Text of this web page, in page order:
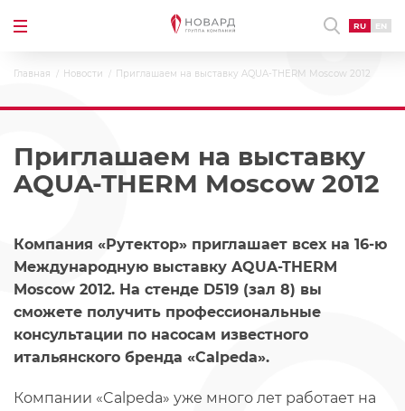
RU EN
Главная Новости Приглашаем на выставку AQUA-THERM Moscow 2012
Приглашаем на выставку
AQUA-THERM Moscow 2012
Компания «Рутектор» приглашает всех на 16-ю
Международную выставку AQUA-THERM
Moscow 2012. На стенде D519 (зал 8) вы
сможете получить профессиональные
консультации по насосам известного
итальянского бренда «Calpeda».
Компании «Calpeda» уже много лет работает на